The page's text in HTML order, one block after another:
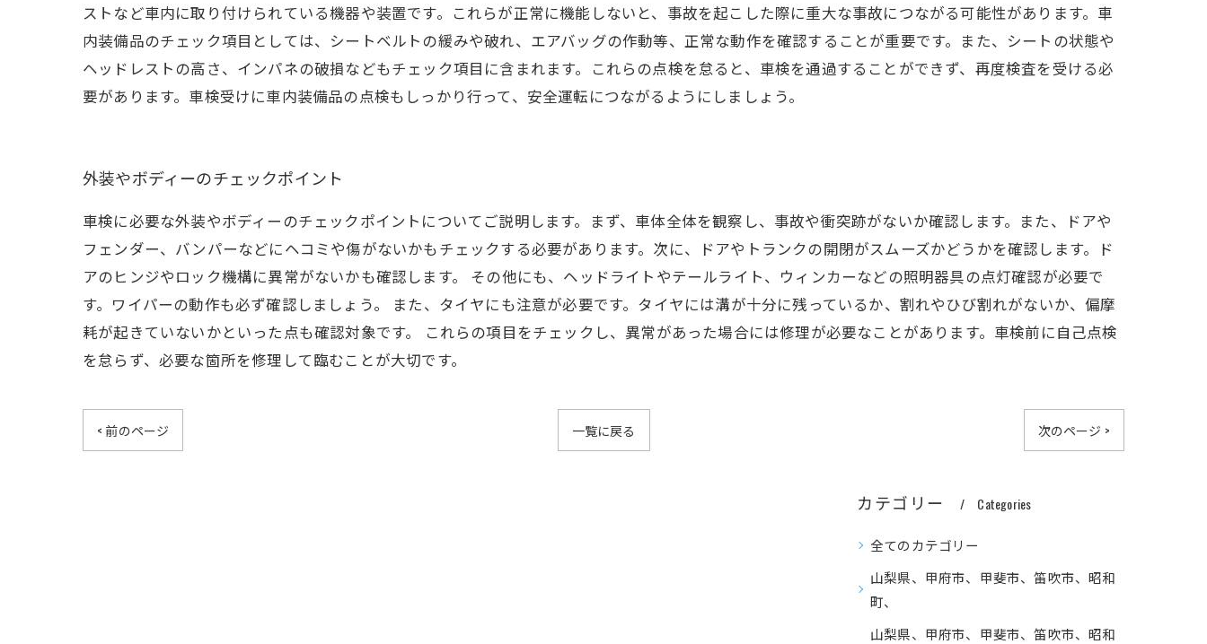
ストなど車内に取り付けられている機器や装置です。これらが正常に機能しないと、事故を起こした際に重大な事故につながる可能性があります。車
内装備品のチェック項目としては、シートベルトの緩みや破れ、エアバッグの作動等、正常な動作を確認することが重要です。また、シートの状態や
ヘッドレストの高さ、インパネの破損などもチェック項目に含まれます。これらの点検を怠ると、車検を通過することができず、再度検査を受ける必
要があります。車検受けに車内装備品の点検もしっかり行って、安全運転につながるようにしましょう。
外装やボディーのチェックポイント
車検に必要な外装やボディーのチェックポイントについてご説明します。まず、車体全体を観察し、事故や衝突跡がないか確認します。また、ドアや
フェンダー、バンパーなどにヘコミや傷がないかもチェックする必要があります。次に、ドアやトランクの開閉がスムーズかどうかを確認します。ド
アのヒンジやロック機構に異常がないかも確認します。 その他にも、ヘッドライトやテールライト、ウィンカーなどの照明器具の点灯確認が必要で
す。ワイパーの動作も必ず確認しましょう。 また、タイヤにも注意が必要です。タイヤには溝が十分に残っているか、割れやひび割れがないか、偏摩
耗が起きていないかといった点も確認対象です。 これらの項目をチェックし、異常があった場合には修理が必要なことがあります。車検前に自己点検
を怠らず、必要な箇所を修理して臨むことが大切です。
< 前のページ 一覧に戻る 次のページ >
カテゴリー Categories
全てのカテゴリー
山梨県、甲府市、甲斐市、笛吹市、昭和
町、
山梨県、甲府市、甲斐市、笛吹市、昭和